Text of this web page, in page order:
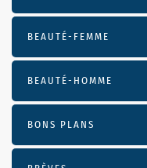
BEAUTÉ-FEMME
BEAUTÉ-HOMME
BONS PLANS